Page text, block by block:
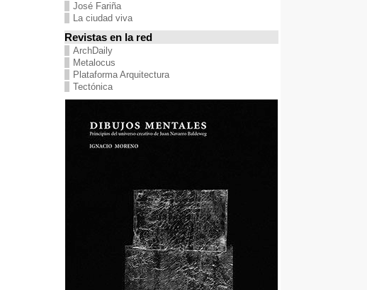
José Fariña
La ciudad viva
Revistas en la red
ArchDaily
Metalocus
Plataforma Arquitectura
Tectónica